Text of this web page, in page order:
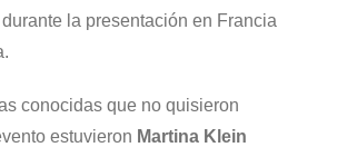
la presentación en Francia
conocidas que no quisieron
estuvieron Martina Klein